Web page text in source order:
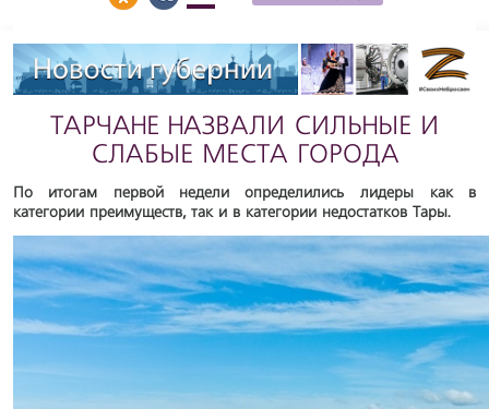
ТАРЧАНЕ НАЗВАЛИ СИЛЬНЫЕ И
СЛАБЫЕ МЕСТА ГОРОДА
По итогам первой недели определились лидеры как в
категории преимуществ, так и в категории недостатков Тары.